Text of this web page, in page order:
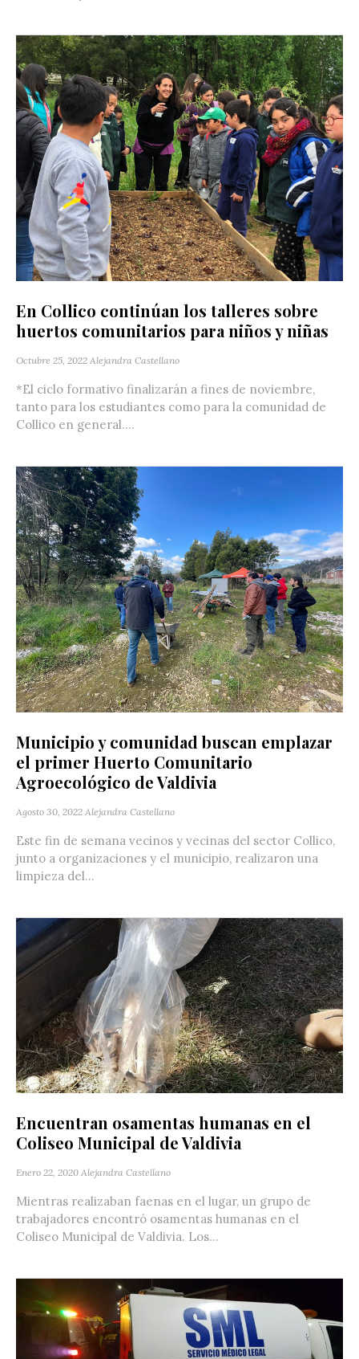
En Collico continúan los talleres sobre
huertos comunitarios para niños y niñas
Octubre 25, 2022 Alejandra Castellano
*El ciclo formativo finalizarán a fines de noviembre,
tanto para los estudiantes como para la comunidad de
Collico en general....
Municipio y comunidad buscan emplazar
el primer Huerto Comunitario
Agroecológico de Valdivia
Agosto 30, 2022 Alejandra Castellano
Este fin de semana vecinos y vecinas del sector Collico,
junto a organizaciones y el municipio, realizaron una
limpieza del...
Encuentran osamentas humanas en el
Coliseo Municipal de Valdivia
Enero 22, 2020 Alejandra Castellano
Mientras realizaban faenas en el lugar, un grupo de
trabajadores encontró osamentas humanas en el
Coliseo Municipal de Valdivia. Los...